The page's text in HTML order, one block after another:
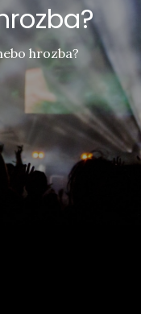
hrozba?